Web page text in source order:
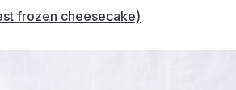
frozen cheesecake)